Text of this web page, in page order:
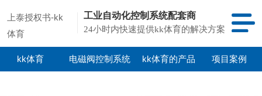
上泰授权书-kk
体育
工业自动化控制系统配套商
24小时内快速提供kk体育的解决方案
kk体育 电磁阀控制系统 kk体育的产品 项目案例